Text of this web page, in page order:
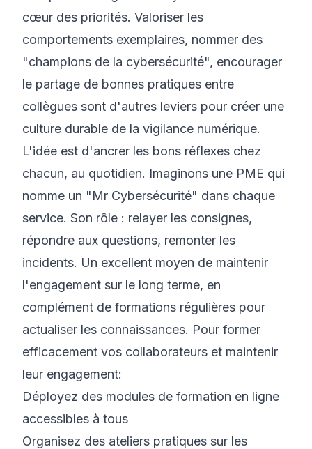
cœur des priorités. Valoriser les
comportements exemplaires, nommer des
"champions de la cybersécurité", encourager
le partage de bonnes pratiques entre
collègues sont d'autres leviers pour créer une
culture durable de la vigilance numérique.
L'idée est d'ancrer les bons réflexes chez
chacun, au quotidien. Imaginons une PME qui
nomme un "Mr Cybersécurité" dans chaque
service. Son rôle : relayer les consignes,
répondre aux questions, remonter les
incidents. Un excellent moyen de maintenir
l'engagement sur le long terme, en
complément de formations régulières pour
actualiser les connaissances. Pour former
efficacement vos collaborateurs et maintenir
leur engagement:
Déployez des modules de formation en ligne
accessibles à tous
Organisez des ateliers pratiques sur les